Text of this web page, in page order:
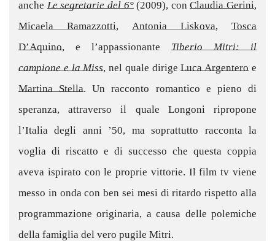
anche Le segretarie del 6°(2009), conClaudia Gerini,
Micaela Ramazzotti, Antonia Liskova, Tosca
D’Aquino, e l’appassionante Tiberio Mitri: il
campione e la Miss, nel quale dirigeLuca Argentero e
Martina Stella. Un racconto romantico e pieno di
speranza, attraverso il quale Longoni ripropone
l’Italia degli anni ’50, ma soprattutto racconta la
voglia di riscatto e di successo che questa coppia
aveva ispirato con le proprie vittorie. Il film tv viene
messo in onda con ben sei mesi di ritardo rispetto alla
programmazione originaria, a causa delle polemiche
della famiglia del vero pugile Mitri.